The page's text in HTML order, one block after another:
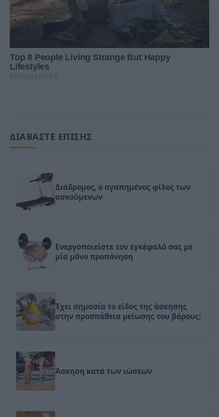
ΔΙΑΒΑΣΤΕ ΕΠΙΣΗΣ
Διάδρομος, ο αγαπημένος φίλος των
ασκούμενων
Ενεργοποιείστε τον εγκέφαλό σας με
μία μόνο προπόνηση
Έχει σημασία το είδος της άσκησης
στην προσπάθεια μείωσης του βάρους;
Άσκηση κατά των ιώσεων